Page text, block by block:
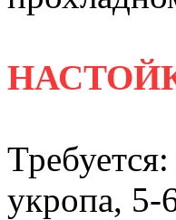
укропа, 5-